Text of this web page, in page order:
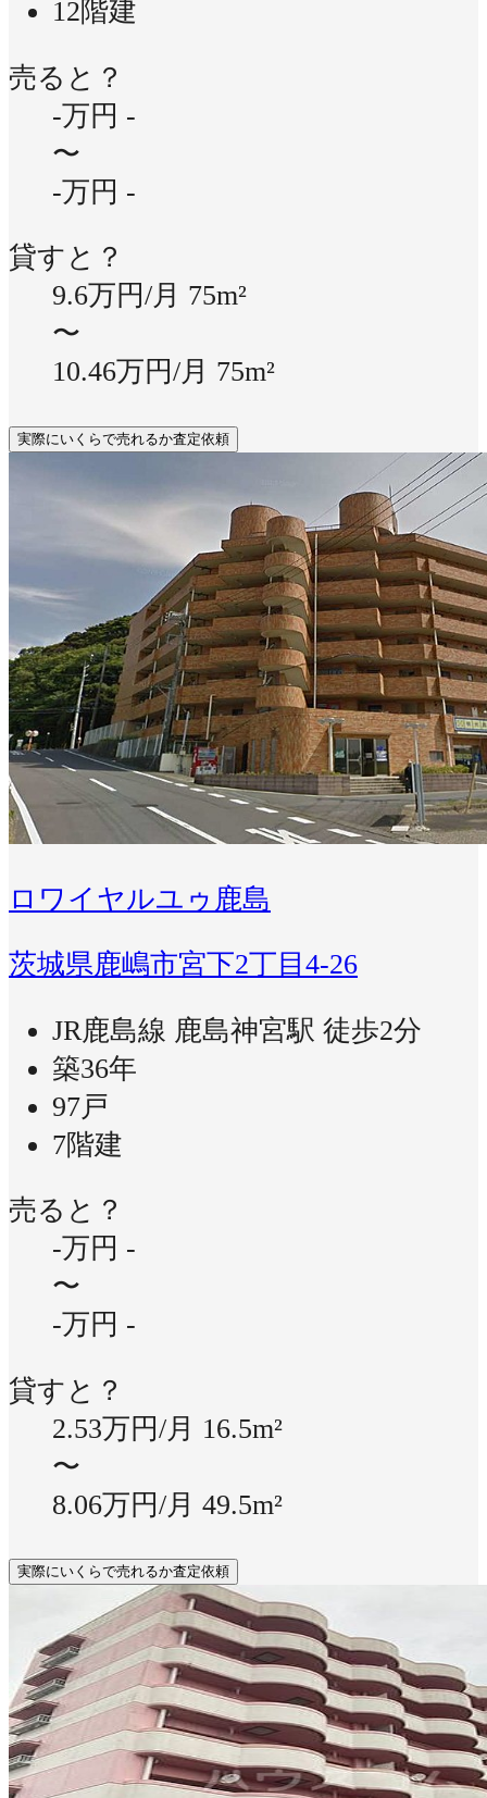
12階建
売ると？
-万円 -
〜
-万円 -
貸すと？
9.6万円/月 75m²
〜
10.46万円/月 75m²
実際にいくらで売れるか査定依頼
ロワイヤルユゥ鹿島
茨城県鹿嶋市宮下2丁目4-26
JR鹿島線 鹿島神宮駅 徒歩2分
築36年
97戸
7階建
売ると？
-万円 -
〜
-万円 -
貸すと？
2.53万円/月 16.5m²
〜
8.06万円/月 49.5m²
実際にいくらで売れるか査定依頼